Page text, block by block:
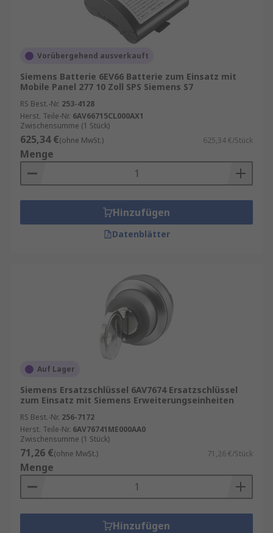
Vorübergehend ausverkauft
Siemens Batterie 6EV66 Batterie zum Einsatz mit
Mobile Panel 277 10 Zoll SPS Siemens S7
RS Best.-Nr. 253-4128
Herst. Teile-Nr. 6AV66715CL000AX1
Zwischensumme (1 Stück)
625,34 €(ohne MwSt.) 625,34 €/Stück
Menge
Hinzufügen
Datenblätter
Auf Lager
Siemens Ersatzschlüssel 6AV7674 Ersatzschlüssel
zum Einsatz mit Siemens Erweiterungseinheiten
RS Best.-Nr. 256-7172
Herst. Teile-Nr. 6AV76741ME000AA0
Zwischensumme (1 Stück)
71,26 €(ohne MwSt.) 71,26 €/Stück
Menge
Hinzufügen